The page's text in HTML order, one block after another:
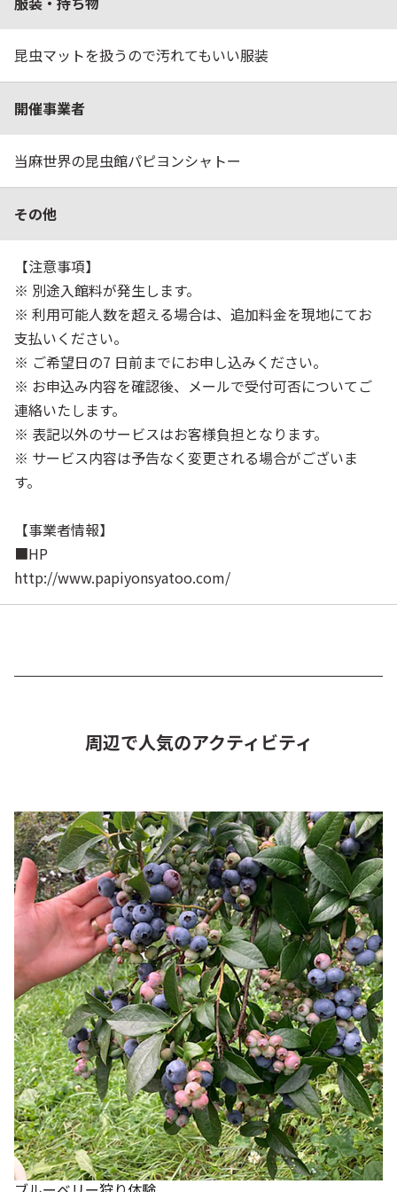
昆虫マットを扱うので汚れてもいい服装
開催事業者
当麻世界の昆虫館パピヨンシャトー
その他
【注意事項】
※ 別途入館料が発生します。
※ 利用可能人数を超える場合は、追加料金を現地にてお
支払いください。
※ ご希望日の7 日前までにお申し込みください。
※ お申込み内容を確認後、メールで受付可否についてご
連絡いたします。
※ 表記以外のサービスはお客様負担となります。
※ サービス内容は予告なく変更される場合がございま
す。
【事業者情報】
■HP
http://www.papiyonsyatoo.com/
周辺で人気のアクティビティ